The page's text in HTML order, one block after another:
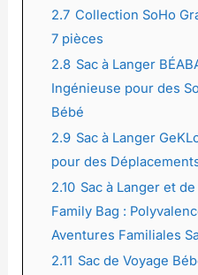
2.7 Collection SoHo
7 pièces
2.8 Sac à Langer
Ingénieuse pour des
Bébé
2.9 Sac à Langer
pour des
2.10 Sac à Langer et
Family Bag :
Aventures Familiales
2.11 Sac de Voyage